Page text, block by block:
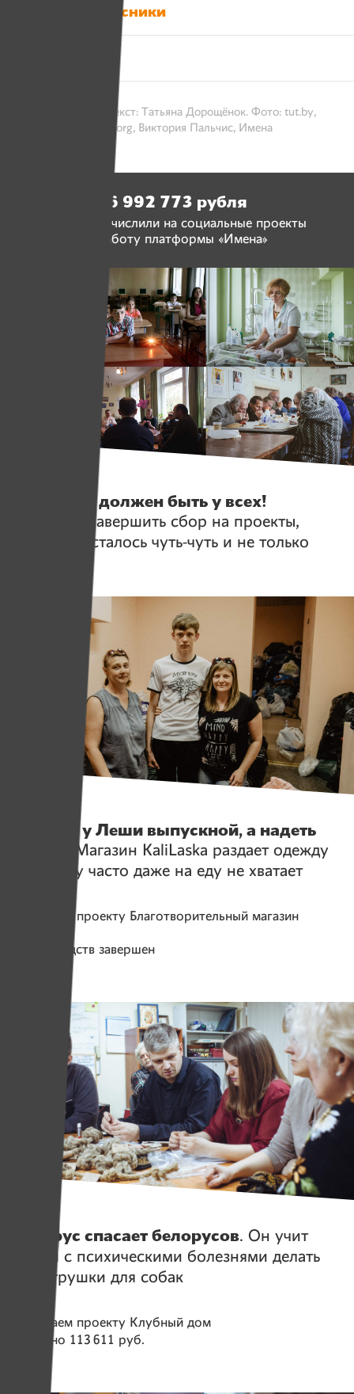
Одноклассники
13 августа 2017 / Текст: Татьяна Дорощёнок. Фото: tut.by,
citydog.by, lawtrend.org, Виктория Пальчис, Имена
6 992 773 рубля
люди перечислили на социальные проекты
и работу платформы «Имена»
Праздник должен быть у всех!
Помогите завершить сбор на проекты,
которым осталось чуть-чуть и не только
На носу у Леши выпускной, а надеть
Магазин KaliLaska раздает одежду
тем, кому часто даже на еду не хватает
Помогаем проекту Благотворительный магазин
Сбор средств завершен
Белорус спасает белорусов. Он учит
людей с психическими болезнями делать
эко-игрушки для собак
Помогаем проекту Клубный дом
Собрано 113 611 руб.